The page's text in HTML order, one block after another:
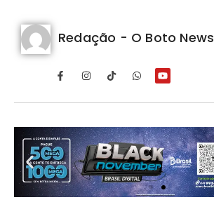
Redação - O Boto News